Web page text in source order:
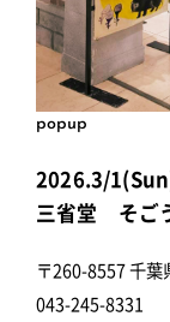
popup
2026.3/
三省堂 そご
〒260-8557 千
043-245-8331